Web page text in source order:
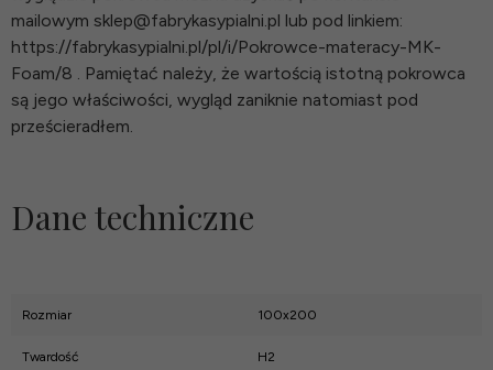
mailowym sklep@fabrykasypialni.pl lub pod linkiem:
https://fabrykasypialni.pl/pl/i/Pokrowce-materacy-MK-
Foam/8 . Pamiętać należy, że wartością istotną pokrowca
są jego właściwości, wygląd zaniknie natomiast pod
prześcieradłem.
Dane techniczne
Rozmiar 100x200
Twardość H2